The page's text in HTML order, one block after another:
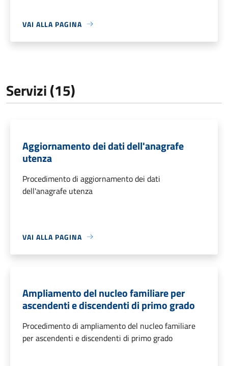
VAI ALLA PAGINA
Servizi (15)
Aggiornamento dei dati dell'anagrafe
utenza
Procedimento di aggiornamento dei dati
dell'anagrafe utenza
VAI ALLA PAGINA
Ampliamento del nucleo familiare per
ascendenti e discendenti di primo grado
Procedimento di ampliamento del nucleo familiare
per ascendenti e discendenti di primo grado